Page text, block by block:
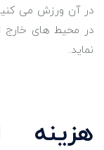
در آن ورزش می
در محیط های خارج
نماید.
هزینه